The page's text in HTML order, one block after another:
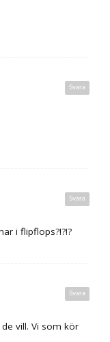
Svara
Svara
i flipflops?!?!?
Svara
vill. Vi som kör